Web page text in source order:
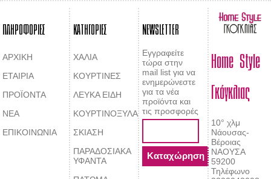
ΠΛΗΡΟΦΟΡΙΕΣ
ΑΡΧΙΚΗ
ΕΤΑΙΡΙΑ
ΠΡΟΪΟΝΤΑ
ΝΕΑ
ΕΠΙΚΟΙΝΩΝΙΑ
ΚΑΤΗΓΟΡΙΕΣ
ΧΑΛΙΑ
ΚΟΥΡΤΙΝΕΣ
ΛΕΥΚΑ ΕΙΔΗ
ΚΟΥΡΤΙΝΟΞΥΛΑ
ΣΚΙΑΣΗ
ΠΑΡΑΔΟΣΙΑΚΑ
ΥΦΑΝΤΑ
NEWSLETTER
Εγγραφείτε
τώρα στην
mail list για να
ενημερώνεστε
για τα νέα
προϊόντα και
τις προσφορές
Home Style
Γκόγκλιας
10° χλμ
Νάουσας-
Βέροιας
ΝΑΟΥΣΑ
59200
Τηλέφωνο